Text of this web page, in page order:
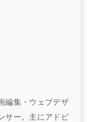
編集・ウェブデザ
サー。主にアドビ